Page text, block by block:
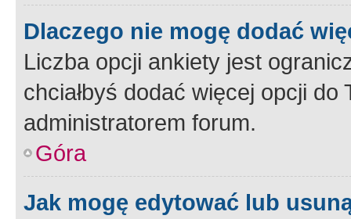
Dlaczego nie mogę dodać
Liczba opcji ankiety jest
chciałbyś dodać więcej opcji
administratorem forum.
Góra
Jak mogę edytować lub